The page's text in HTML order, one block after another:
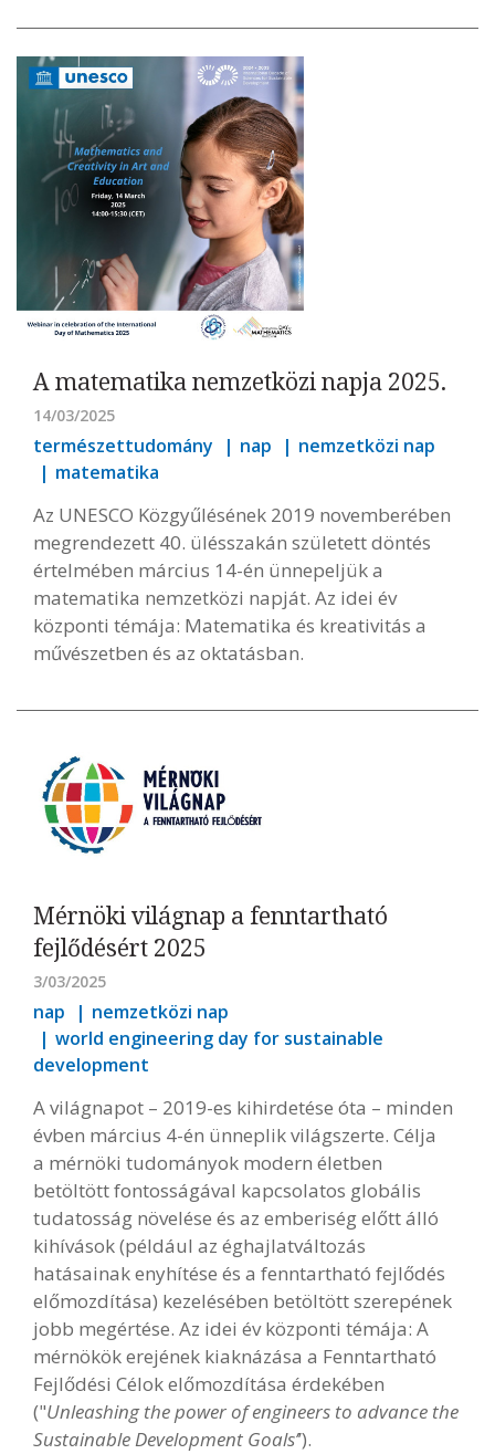
A matematika nemzetközi napja 2025.
14/03/2025
természettudomány nap
nemzetközi nap
matematika
Az UNESCO Közgyűlésének 2019 novemberében
megrendezett 40. ülésszakán született döntés
értelmében március 14-én ünnepeljük a
matematika nemzetközi napját. Az idei év
központi témája: Matematika és kreativitás a
művészetben és az oktatásban.
Mérnöki világnap a fenntartható
fejlődésért 2025
3/03/2025
nap
nemzetközi nap
world engineering day for sustainable
development
A világnapot – 2019-es kihirdetése óta – minden
évben március 4-én ünneplik világszerte. Célja
a mérnöki tudományok modern életben
betöltött fontosságával kapcsolatos globális
tudatosság növelése és az emberiség előtt álló
kihívások (például az éghajlatváltozás
hatásainak enyhítése és a fenntartható fejlődés
előmozdítása) kezelésében betöltött szerepének
jobb megértése. Az idei év központi témája: A
mérnökök erejének kiaknázása a Fenntartható
Fejlődési Célok előmozdítása érdekében
("Unleashing the power of engineers to advance the
Sustainable Development Goals’’).